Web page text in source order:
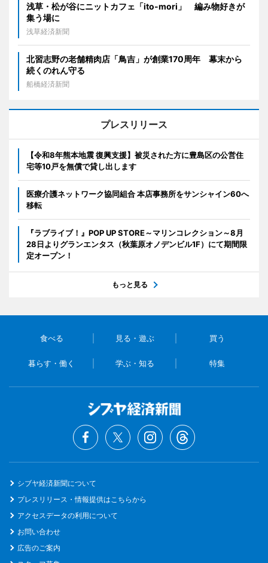
浅草・松が谷にニットカフェ「ito-mori」 編み物好きが
集う場に
浅草経済新聞
北習志野の老舗精肉店「鳥吉」が創業170周年 幕末から
続くのれん守る
船橋経済新聞
プレスリリース
【令和8年熊本地震 復興支援】被災された方に豊島区の公営住
宅等10戸を無償で貸し出します
医療介護ネットワーク協同組合 本店事務所をサンシャイン60へ
移転
『ラブライブ！』POP UP STORE～マリンコレクション～8月
28日よりグランエンタス（秋葉原オノデンビル1F）にて期間限
定オープン！
もっと見る
食べる 見る・遊ぶ 買う
暮らす・働く 学ぶ・知る 特集
シブヤ経済新聞について
プレスリリース・情報提供はこちらから
アクセスデータの利用について
お問い合わせ
広告のご案内